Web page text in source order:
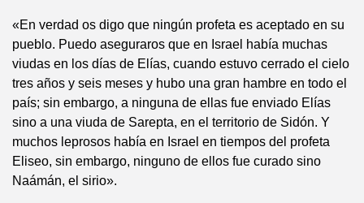
«En verdad os digo que ningún profeta es aceptado en su
pueblo. Puedo aseguraros que en Israel había muchas
viudas en los días de Elías, cuando estuvo cerrado el cielo
tres años y seis meses y hubo una gran hambre en todo el
país; sin embargo, a ninguna de ellas fue enviado Elías
sino a una viuda de Sarepta, en el territorio de Sidón. Y
muchos leprosos había en Israel en tiempos del profeta
Eliseo, sin embargo, ninguno de ellos fue curado sino
Naámán, el sirio».